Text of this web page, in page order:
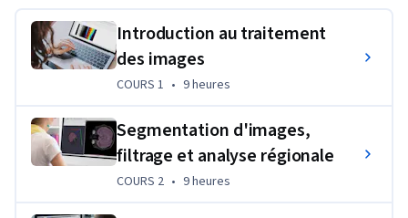
- À quelle vitesse la glace arctique fond-elle ?
- Une image IRM montre-t-elle un cerveau en bonne santé ?
- Quel est le flux de circulation aux heures de pointe de la
journée ?
Introduction au traitement
des images
COURS 1 9 heures
COURS 1 • 9 heures
Segmentation d'images,
filtrage et analyse régionale
COURS 2, 9 heures
COURS 2 • 9 heures